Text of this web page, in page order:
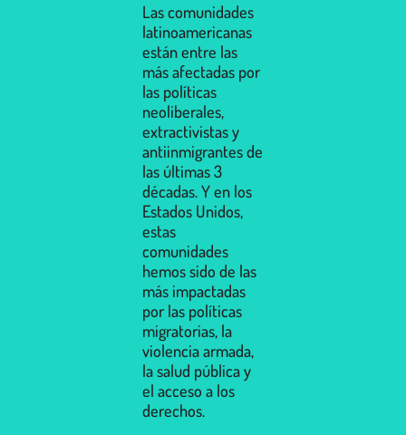
Las comunidades
latinoamericanas
están entre las
más afectadas por
las políticas
neoliberales,
extractivistas y
antiinmigrantes de
las últimas 3
décadas. Y en los
Estados Unidos,
estas
comunidades
hemos sido de las
más impactadas
por las políticas
migratorias, la
violencia armada,
la salud pública y
el acceso a los
derechos.